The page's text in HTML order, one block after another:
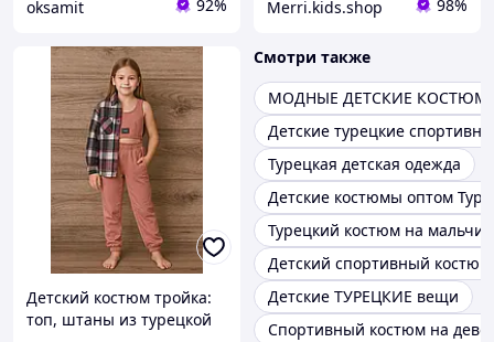
oksamit 92% Merri.kids.shop 98%
Детский костюм тройка:
топ, штаны из турецкой
Смотри также
МОДНЫЕ ДЕТСКИЕ
Детские турецкие
Турецкая детская одежда
Детские костюмы оптом
Турецкий костюм на
Детский спортивный костюм
Детские ТУРЕЦКИЕ вещи
Спортивный костюм на